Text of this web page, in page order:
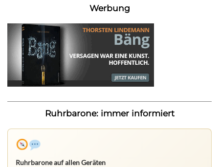
Werbung
Ruhrbarone: immer informiert
Ruhrbarone auf allen Geräten